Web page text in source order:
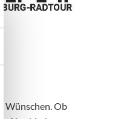
Wünschen. Ob